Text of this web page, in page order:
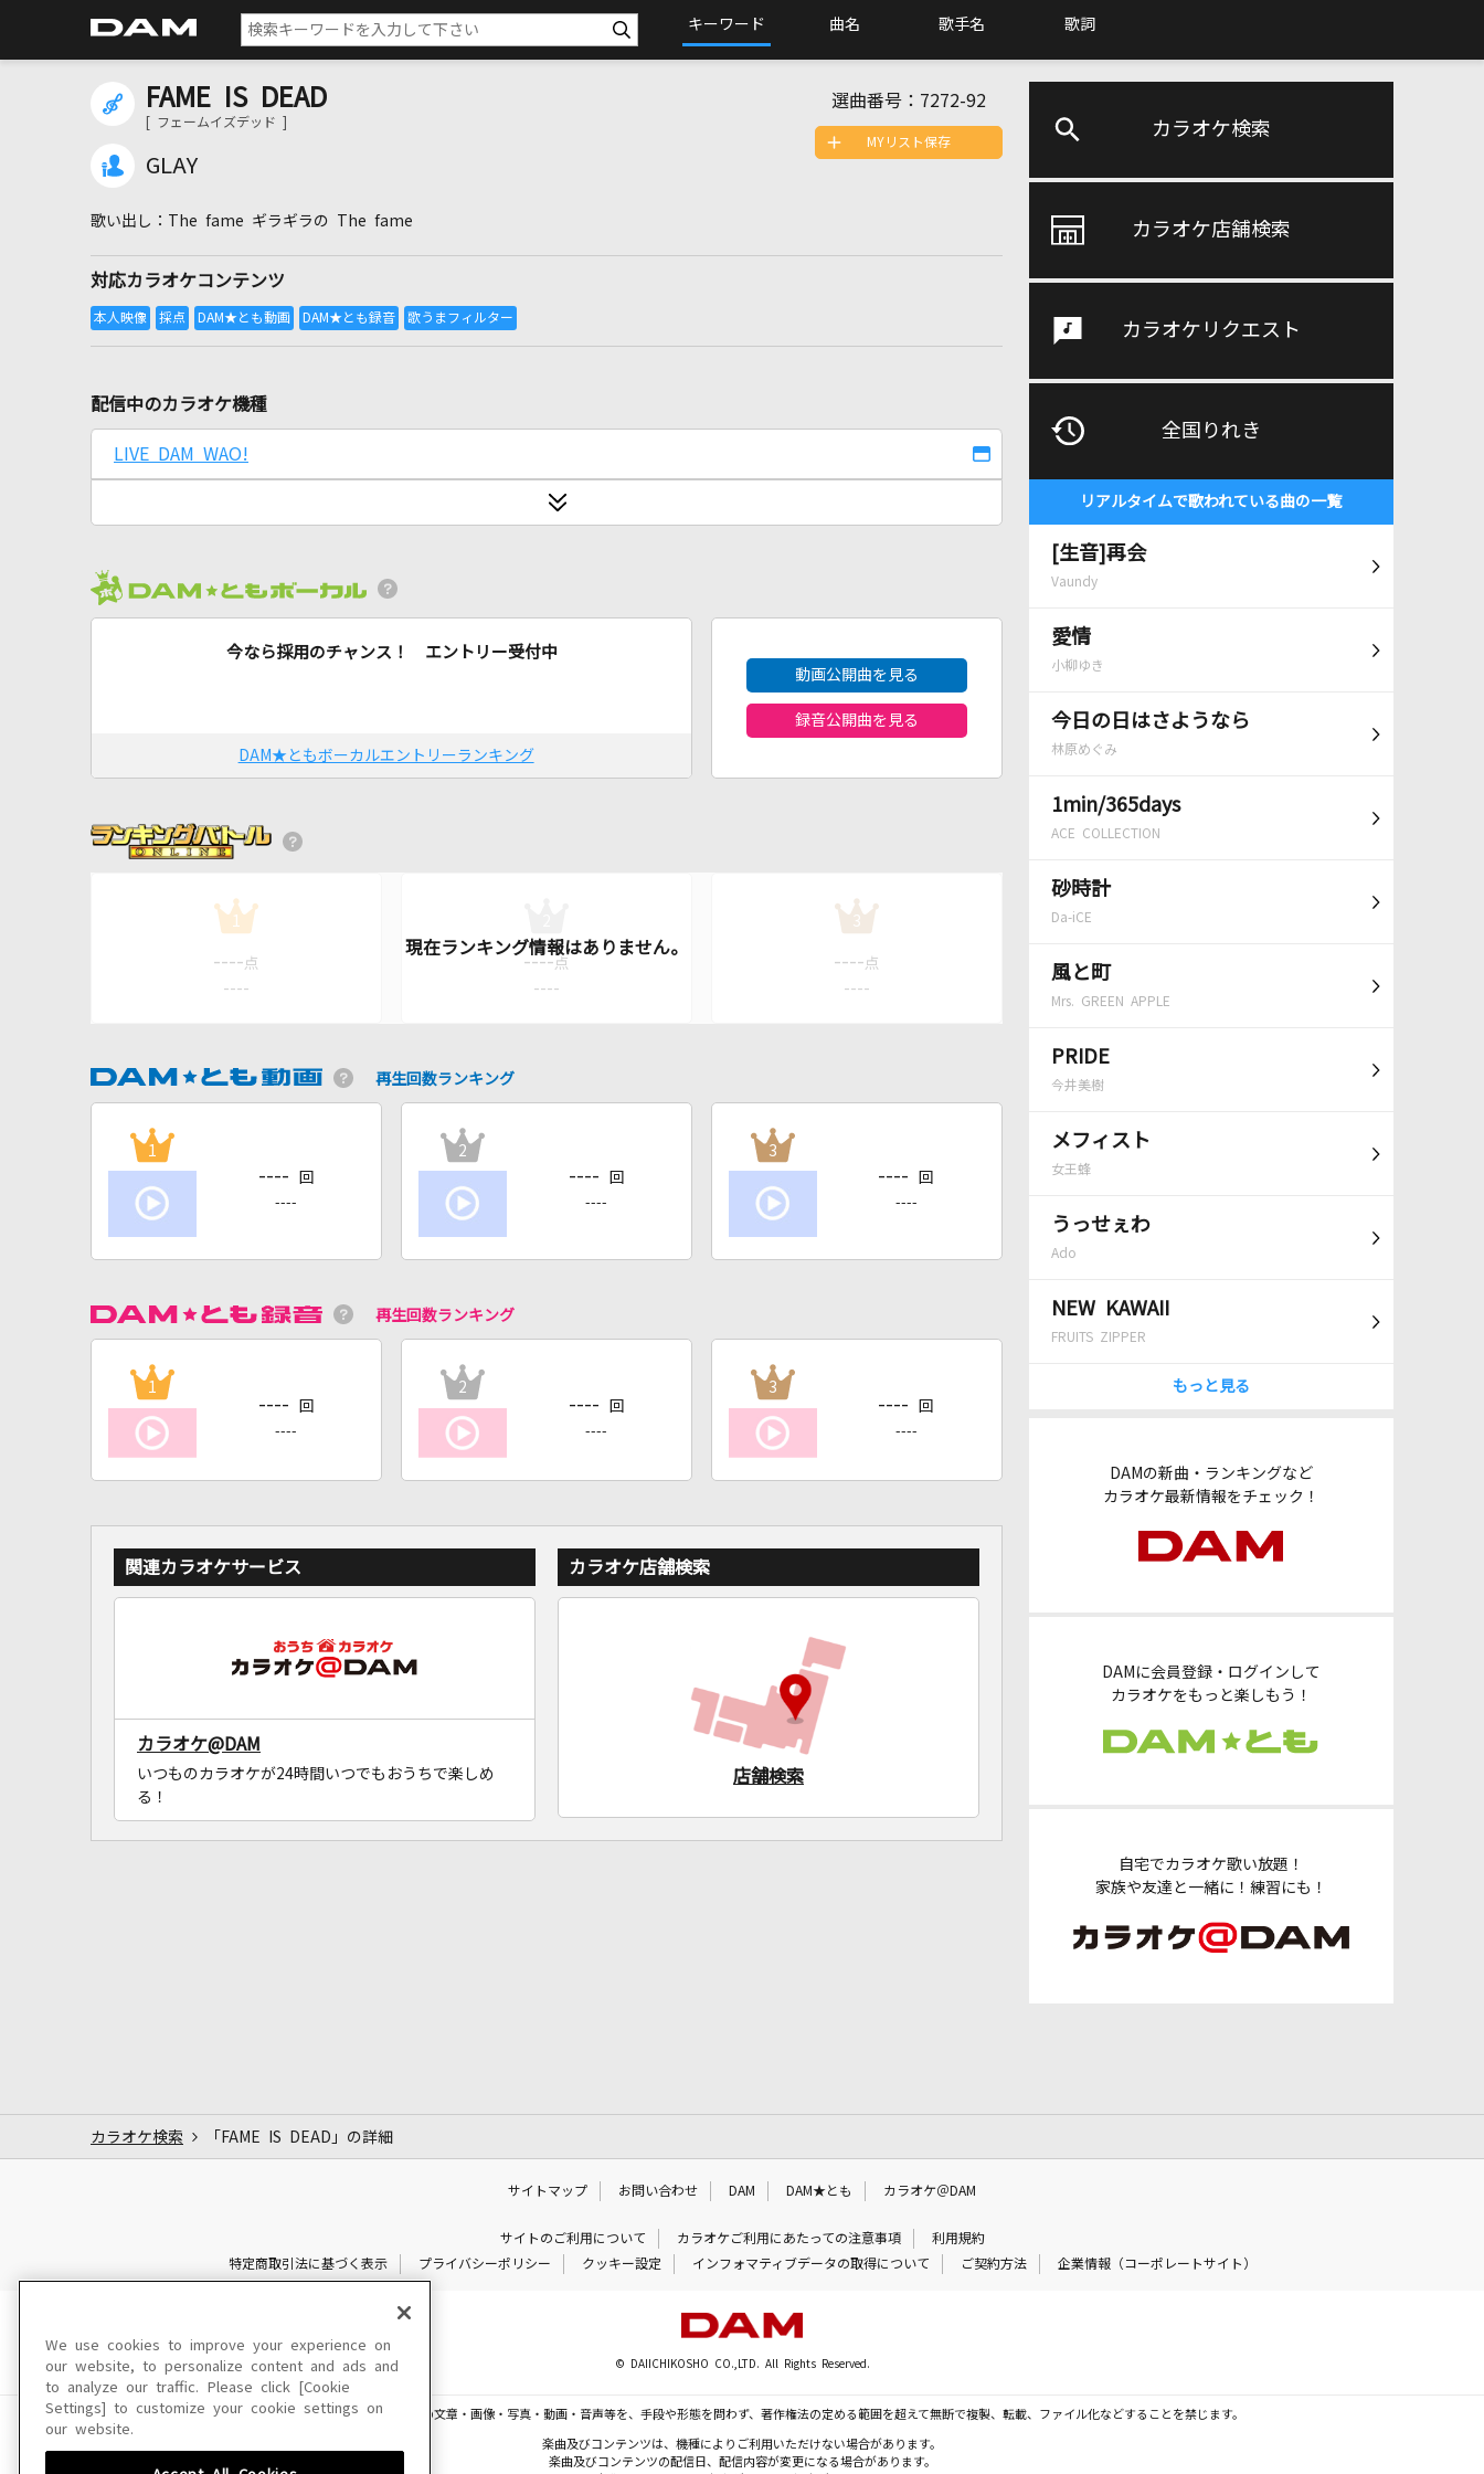
キーワード 曲名 歌手名 歌詞
カラオケ検索
カラオケ店舗検索
カラオケリクエスト
全国りれき
リアルタイムで歌われている曲の一覧
[生音]再会
Vaundy
愛情
小柳ゆき
今日の日はさようなら
林原めぐみ
1min/365days
ACE COLLECTION
砂時計
Da-iCE
風と町
Mrs. GREEN APPLE
PRIDE
今井美樹
メフィスト
女王蜂
うっせぇわ
Ado
NEW KAWAII
FRUITS ZIPPER
もっと見る
DAMの新曲・ランキングなど
カラオケ最新情報をチェック！
DAMに会員登録・ログインして
カラオケをもっと楽しもう！
自宅でカラオケ歌い放題！
家族や友達と一緒に！練習にも！
FAME IS DEAD
[ フェームイズデッド ]
GLAY
選曲番号： 7272-92
The fame ギラギラの The fame
対応カラオケコンテンツ
MYリスト保存
配信中のカラオケ機種
LIVE DAM WAO!
今なら採用のチャンス！ エントリー受付中
DAM★ともボーカルエントリーランキング
動画公開曲を見る
録音公開曲を見る
1
---- 点
----
---- 点
----
3
---- 点
----
再生回数ランキング
1
---- 回
----
2
---- 回
----
3
---- 回
----
再生回数ランキング
1
---- 回
----
2
---- 回
----
3
---- 回
----
関連カラオケサービス
カラオケ@DAM
いつものカラオケが24時間いつでもおうちで楽しめ
る！
カラオケ店舗検索
店舗検索
カラオケ検索 「FAME IS DEAD」の詳細
サイトマップ お問い合わせ DAM DAM★とも カラオケ＠DAM
サイトのご利用について カラオケご利用にあたっての注意事項
利用規約
特定商取引法に基づく表示
プライバシーポリシー クッキー設定 インフォマティブデータの取得について ご契約方法 企業情報（コーポレートサイト）
© DAIICHIKOSHO CO.,LTD. All Rights Reserved.
このサイトに掲載されている一切の文章・画像・写真・動画・音声等を、手段や形態を問わず、著作権法の定める範囲を超えて無断で複製、転載、ファイル化などすることを禁じます。
楽曲及びコンテンツは、機種によりご利用いただけない場合があります。
楽曲及びコンテンツの配信日、配信内容が変更になる場合があります。
We use cookies to improve your experience on
our website, to personalize content and ads and
to analyze our traffic. Please click [Cookie
Settings] to customize your cookie settings on
our website.